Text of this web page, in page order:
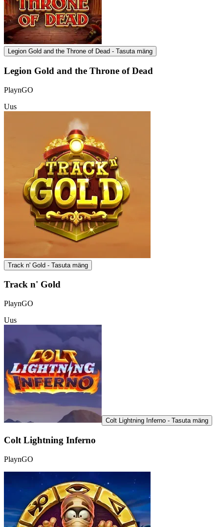
Legion Gold and the Throne of Dead - Tasuta mäng
Legion Gold and the Throne of Dead
PlaynGO
Uus
Track n' Gold - Tasuta mäng
Track n' Gold
PlaynGO
Uus
Colt Lightning Inferno - Tasuta mäng
Colt Lightning Inferno
PlaynGO